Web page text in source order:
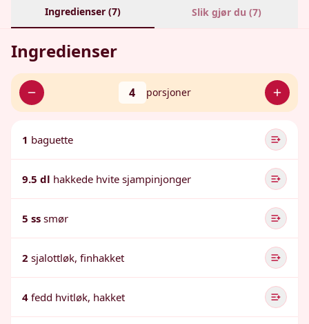
Ingredienser (7) Slik gjør du (7)
Ingredienser
4 porsjoner
1 baguette
9.5 dl hakkede hvite sjampinjonger
5 ss smør
2 sjalottløk, finhakket
4 fedd hvitløk, hakket